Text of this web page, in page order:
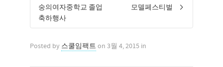
숭의여자중학교 졸업
축하행사
모델페스티벌
Posted by 스쿨임팩트 on 3월 4, 2015 in